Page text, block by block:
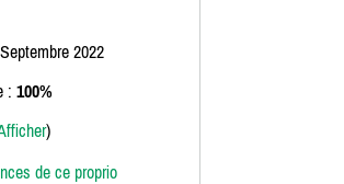
2022
: 100%
)
de ce proprio